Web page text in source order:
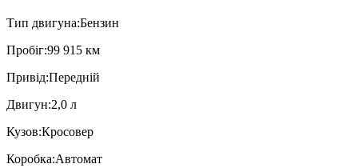
Тип двигуна:Бензин
Пробiг:99 915 км
Привiд:Передній
Двигун:2,0 л
Кузов:Кросовер
Коробка:Автомат